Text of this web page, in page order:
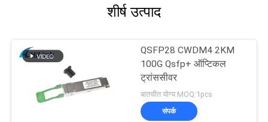
शीर्ष उत्पाद
QSFP28 CWDM4 2KM
100G Qsfp+ ऑप्टिकल
ट्रांससीवर
बातचीत योग्य MOQ:1pcs
संपर्क